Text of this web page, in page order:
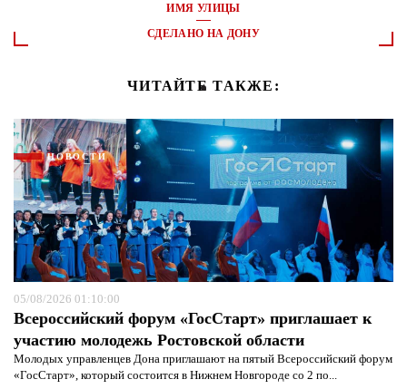
ИМЯ УЛИЦЫ
СДЕЛАНО НА ДОНУ
ЧИТАЙТЕ ТАКЖЕ:
НОВОСТИ
05/08/2026 01:10:00
Всероссийский форум «ГосСтарт» приглашает к
участию молодежь Ростовской области
Молодых управленцев Дона приглашают на пятый Всероссийский форум
«ГосСтарт», который состоится в Нижнем Новгороде со 2 по...